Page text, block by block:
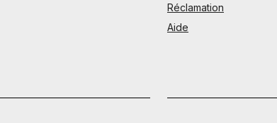
Réclamation
Aide